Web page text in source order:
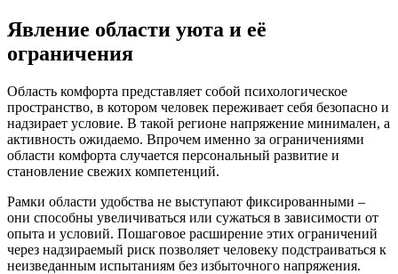
Явление области уюта и её
ограничения
Область комфорта представляет собой психологическое
пространство, в котором человек переживает себя безопасно и
надзирает условие. В такой регионе напряжение минимален, а
активность ожидаемо. Впрочем именно за ограничениями
области комфорта случается персональный развитие и
становление свежих компетенций.
Рамки области удобства не выступают фиксированными –
они способны увеличиваться или сужаться в зависимости от
опыта и условий. Пошаговое расширение этих ограничений
через надзираемый риск позволяет человеку подстраиваться к
неизведанным испытаниям без избыточного напряжения.